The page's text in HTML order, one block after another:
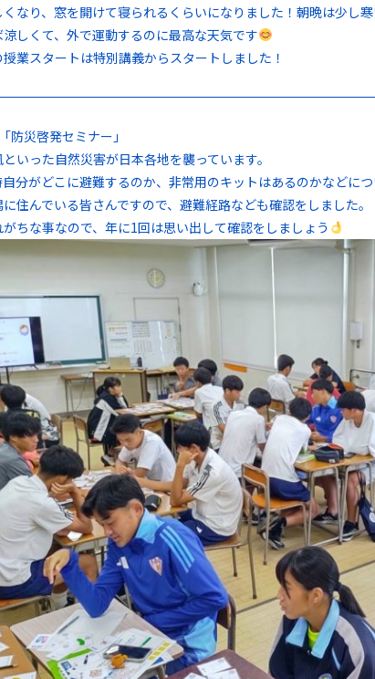
なり、窓を開けて寝られるくらいになりました！朝晩は少し
しくて、外で運動するのに最高な天気です
業スタートは特別講義からスタートしました！
防災啓発セミナー」
いった自然災害が日本各地を襲っています。
分がどこに避難するのか、非常用のキットはあるのかなどにつ
住んでいる皆さんですので、避難経路なども確認をしました。
ちな事なので、年に1回は思い出して確認をしましょう